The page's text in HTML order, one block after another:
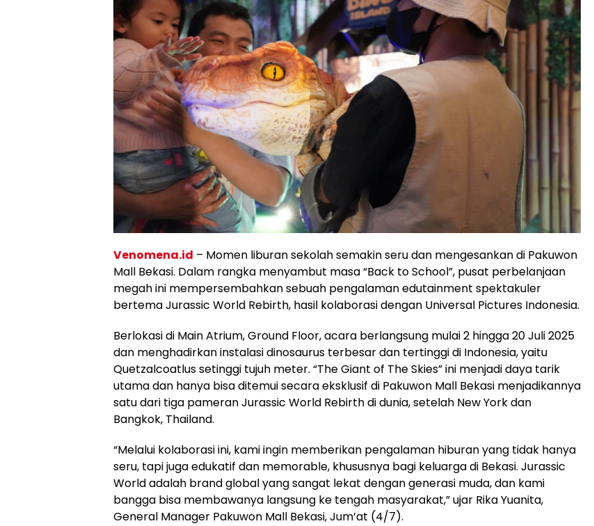
Venomena.id – Momen liburan sekolah semakin seru dan mengesankan di Pakuwon
Mall Bekasi. Dalam rangka menyambut masa “Back to School”, pusat perbelanjaan
megah ini mempersembahkan sebuah pengalaman edutainment spektakuler
bertema Jurassic World Rebirth, hasil kolaborasi dengan Universal Pictures Indonesia.
Berlokasi di Main Atrium, Ground Floor, acara berlangsung mulai 2 hingga 20 Juli 2025
dan menghadirkan instalasi dinosaurus terbesar dan tertinggi di Indonesia, yaitu
Quetzalcoatlus setinggi tujuh meter. “The Giant of The Skies” ini menjadi daya tarik
utama dan hanya bisa ditemui secara eksklusif di Pakuwon Mall Bekasi menjadikannya
satu dari tiga pameran Jurassic World Rebirth di dunia, setelah New York dan
Bangkok, Thailand.
“Melalui kolaborasi ini, kami ingin memberikan pengalaman hiburan yang tidak hanya
seru, tapi juga edukatif dan memorable, khususnya bagi keluarga di Bekasi. Jurassic
World adalah brand global yang sangat lekat dengan generasi muda, dan kami
bangga bisa membawanya langsung ke tengah masyarakat,” ujar Rika Yuanita,
General Manager Pakuwon Mall Bekasi, Jum’at (4/7).